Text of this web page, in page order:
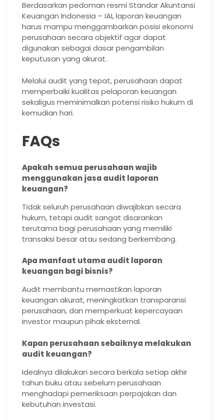
Berdasarkan pedoman resmi Standar Akuntansi
Keuangan Indonesia – IAI, laporan keuangan
harus mampu menggambarkan posisi ekonomi
perusahaan secara objektif agar dapat
digunakan sebagai dasar pengambilan
keputusan yang akurat.
Melalui audit yang tepat, perusahaan dapat
memperbaiki kualitas pelaporan keuangan
sekaligus meminimalkan potensi risiko hukum di
kemudian hari.
FAQs
Apakah semua perusahaan wajib
menggunakan jasa audit laporan
keuangan?
Tidak seluruh perusahaan diwajibkan secara
hukum, tetapi audit sangat disarankan
terutama bagi perusahaan yang memiliki
transaksi besar atau sedang berkembang.
Apa manfaat utama audit laporan
keuangan bagi bisnis?
Audit membantu memastikan laporan
keuangan akurat, meningkatkan transparansi
perusahaan, dan memperkuat kepercayaan
investor maupun pihak eksternal.
Kapan perusahaan sebaiknya melakukan
audit keuangan?
Idealnya dilakukan secara berkala setiap akhir
tahun buku atau sebelum perusahaan
menghadapi pemeriksaan perpajakan dan
kebutuhan investasi.